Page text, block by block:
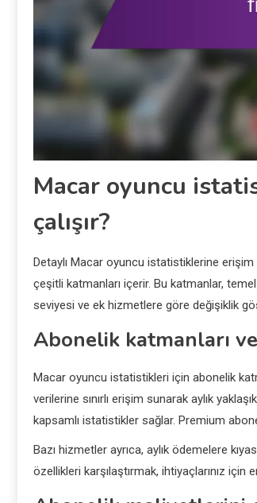
Macar oyuncu
çalışır?
Detaylı Macar oyuncu istatistiklerine erişim
çeşitli katmanları içerir. Bu katmanlar,
seviyesi ve ek hizmetlere göre değişiklik
Abonelik katmanları
Macar oyuncu istatistikleri için abonelik
verilerine sınırlı erişim sunarak aylık
kapsamlı istatistikler sağlar. Premium
Bazı hizmetler ayrıca, aylık ödemelere
özellikleri karşılaştırmak, ihtiyaçlarınız için